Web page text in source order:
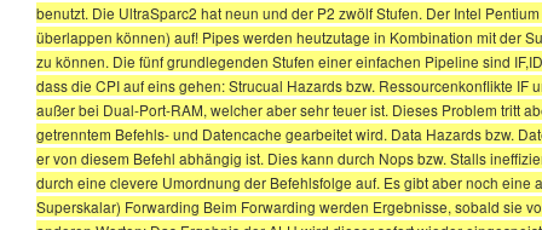
benutzt. Die UltraSparc2 hat neun und der P2 zwölf Stufen. Der Intel
überlappen können) auf! Pipes werden heutzutage in Kombination mit der
zu können. Die fünf grundlegenden Stufen einer einfachen Pipeline sind
dass die CPI auf eins gehen: Strucual Hazards bzw. Ressourcenkonflikte
außer bei Dual-Port-RAM, welcher aber sehr teuer ist. Dieses Problem tritt
getrenntem Befehls- und Datencache gearbeitet wird. Data Hazards bzw.
er von diesem Befehl abhängig ist. Dies kann durch Nops bzw. Stalls
durch eine clevere Umordnung der Befehlsfolge auf. Es gibt aber noch
Superskalar) Forwarding Beim Forwarding werden Ergebnisse, sobald sie